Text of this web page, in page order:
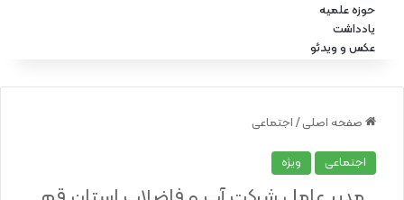
حوزه علمیه
یادداشت
عکس و ویدئو
صفحه اصلی / اجتماعی
اجتماعی ویژه